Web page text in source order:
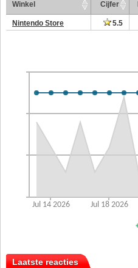
Winkel Cijfer
Nintendo Store 5.5
Laatste reacties